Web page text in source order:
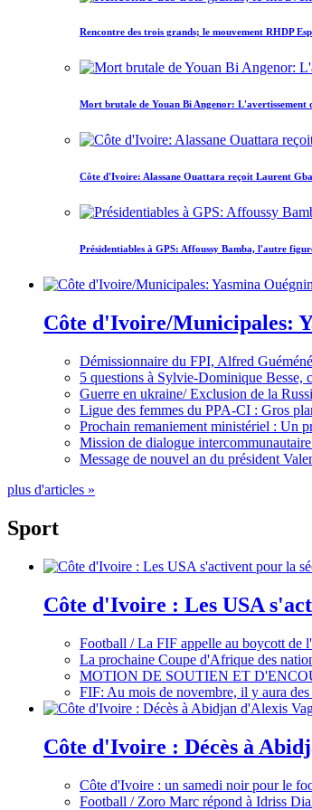
Rencontre des trois grands; le mouvement RHDP
Mort brutale de Youan Bi Angenor: L'avertissement
Côte d'Ivoire: Alassane Ouattara reçoit Laurent
Présidentiables à GPS: Affoussy Bamba, l'autre
Côte d'Ivoire/Municipales:
Démissionnaire du FPI, Alfred
5 questions à Sylvie-Dominique Besse,
Guerre en ukraine/ Exclusion de la
Ligue des femmes du PPA-CI : Gros
Prochain remaniement ministériel : Un
Mission de dialogue
Message de nouvel an du président
plus d'articles »
Sport
Côte d'Ivoire : Les USA
Football / La FIF appelle au boycott de
La prochaine Coupe d'Afrique des
MOTION DE SOUTIEN ET
FIF: Au mois de novembre, il y aura
Côte d'Ivoire : Décès à
Côte d'Ivoire : un samedi noir pour le
Football / Zoro Marc répond à Idriss